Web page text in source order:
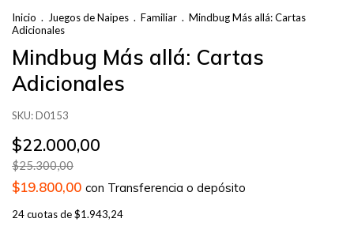
Inicio . Juegos de Naipes . Familiar . Mindbug Más allá: Cartas
Adicionales
Mindbug Más allá: Cartas
Adicionales
SKU:D0153
$22.000,00
$25.300,00
$19.800,00 con Transferencia o depósito
24cuotas de$1.943,24